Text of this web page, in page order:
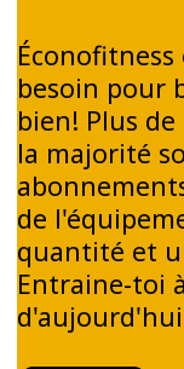
besoin pour
bien! Plus
la majorité
de
quantité et
Entraine-toi